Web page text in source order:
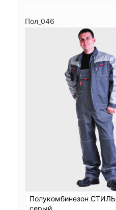
Пол_046
Полукомбинезон СТИЛЬ
серый